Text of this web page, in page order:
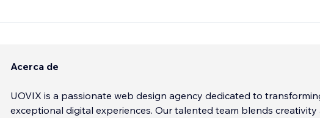
Acerca de
UOVIX is a passionate web design agency dedicated to
exceptional digital experiences. Our talented team blends creativity